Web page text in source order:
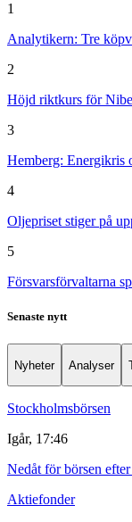
1
Analytikern: Tre
2
Höjd riktkurs för Nibe
3
Hemberg: Energikris
4
Oljepriset stiger på
5
Försvarsförvaltarna
Senaste nytt
Nyheter Analyser
Stockholmsbörsen
Igår, 17:46
Nedåt för börsen
Aktiefonder